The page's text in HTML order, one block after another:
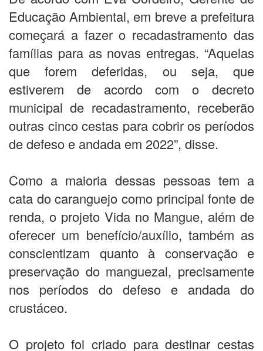
Educação Ambiental, em breve a prefeitura
começará a fazer o recadastramento das
famílias para as novas entregas. “Aquelas
que forem deferidas, ou seja, que
estiverem de acordo com o decreto
municipal de recadastramento, receberão
outras cinco cestas para cobrir os períodos
de defeso e andada em 2022”, disse.
Como a maioria dessas pessoas tem a
cata do caranguejo como principal fonte de
renda, o projeto Vida no Mangue, além de
oferecer um benefício/auxílio, também as
conscientizam quanto à conservação e
preservação do manguezal, precisamente
nos períodos do defeso e andada do
crustáceo.
O projeto foi criado para destinar cestas